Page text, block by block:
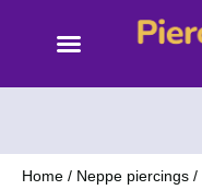
Home / Neppe piercings /